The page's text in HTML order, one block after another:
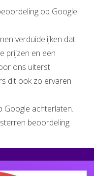
op Google
verduidelijken dat
prijzen en een
ons uiterst
dit ook zo ervaren
Google achterlaten.
beoordeling.